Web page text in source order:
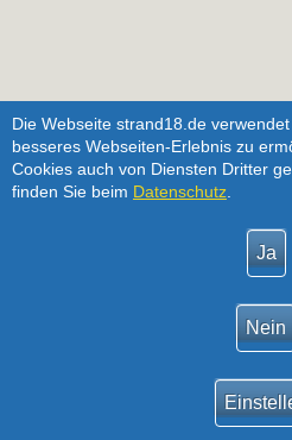
Die Webseite strand18.de
besseres Webseiten-Erlebnis zu
Cookies auch von Diensten Dritter
finden Sie beim Datenschutz